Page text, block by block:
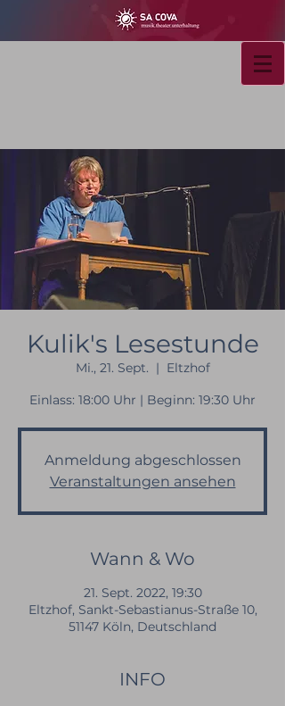
Kulik's Lesestunde
Mi., 21. Sept.
  |
Eltzhof
Einlass: 18:00 Uhr | Beginn: 19:30 Uhr
Anmeldung abgeschlossen
Veranstaltungen ansehen
Wann & Wo
21. Sept. 2022, 19:30
Eltzhof, Sankt-Sebastianus-Straße 10,
51147 Köln, Deutschland
INFO